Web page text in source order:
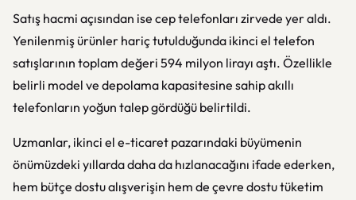
Satış hacmi açısından ise cep telefonları zirvede yer aldı.
Yenilenmiş ürünler hariç tutulduğunda ikinci el telefon
satışlarının toplam değeri 594 milyon lirayı aştı. Özellikle
belirli model ve depolama kapasitesine sahip akıllı
telefonların yoğun talep gördüğü belirtildi.
Uzmanlar, ikinci el e-ticaret pazarındaki büyümenin
önümüzdeki yıllarda daha da hızlanacağını ifade ederken,
hem bütçe dostu alışverişin hem de çevre dostu tüketim